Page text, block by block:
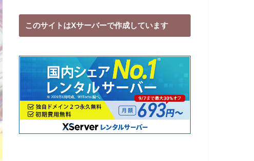
このサイトはXサーバーで作成しています